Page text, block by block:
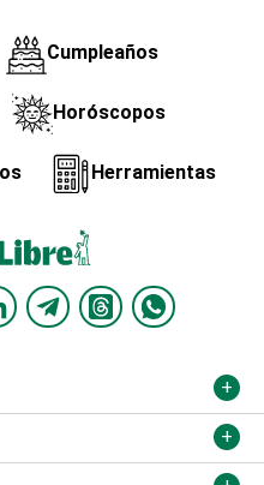
Cumpleaños
Horóscopos
Herramientas